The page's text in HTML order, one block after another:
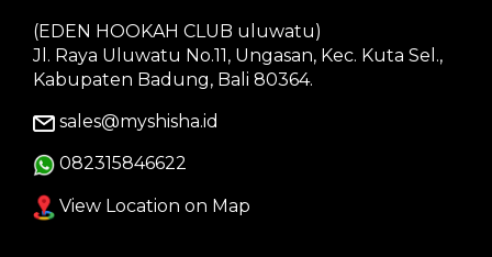
(EDEN HOOKAH CLUB uluwatu)
Jl. Raya Uluwatu No.11, Ungasan, Kec. Kuta Sel.,
Kabupaten Badung, Bali 80364.
sales@myshisha.id
082315846622
View Location on Map